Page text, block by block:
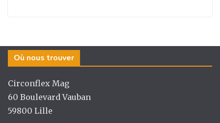
Où nous trouver
Circonflex Mag
60 Boulevard Vauban
59800 Lille